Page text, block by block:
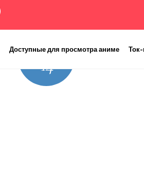
Доступные для просмотра аниме
8
14